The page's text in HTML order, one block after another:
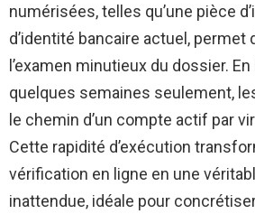
numérisées, telles qu’une pièce
d’identité bancaire actuel, permet
l’examen minutieux du dossier. En
quelques semaines seulement,
le chemin d’un compte actif par
Cette rapidité d’exécution
vérification en ligne en une
inattendue, idéale pour